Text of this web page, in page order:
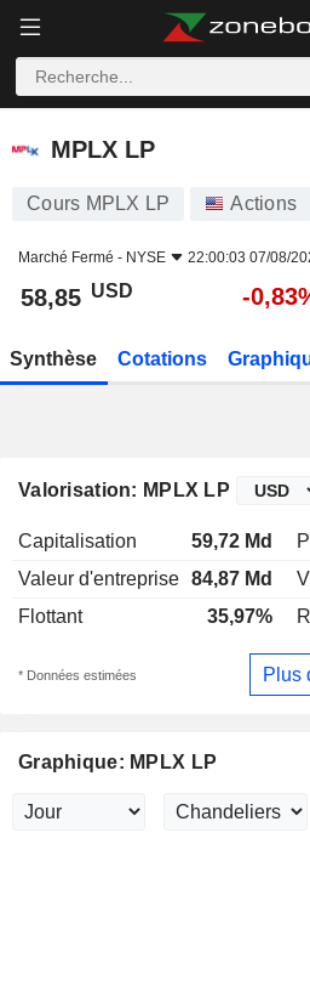
MPLX LP
MPLX LP
Cours MPLX LP Actions
Marché Fermé - NYSE 22:00:03 07/08/
58,85 USD -
Synthèse Cotations
Valorisation: MPLX LP
Capitalisation 59,72 Md
Valeur d'entreprise 84,87 Md
Flottant
35,97%
* Données estimées Plus
Graphique: MPLX LP